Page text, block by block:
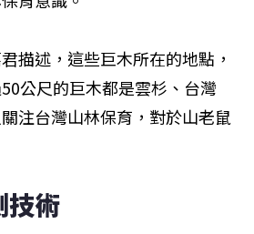
描述，這些巨木所在的地點，
公尺的巨木都是雲杉、台灣
注台灣山林保育，對於山老鼠
技術